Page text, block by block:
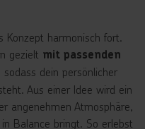
Konzept harmonisch fort.
gezielt mit passenden
sodass dein persönlicher
Aus einer Idee wird ein
angenehmen Atmosphäre,
in Balance bringt. So erlebst